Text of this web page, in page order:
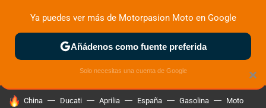
ZONA DE PRUEBAS DEPORTIVAS MOTOS ELÉCTRICAS
HOY SE HABLA DE
China Ducati Aprilia España Gasolina Moto
×
Ya puedes ver más de Motorpasion Moto en Google
Añádenos como fuente preferida
Solo necesitas una cuenta de Google